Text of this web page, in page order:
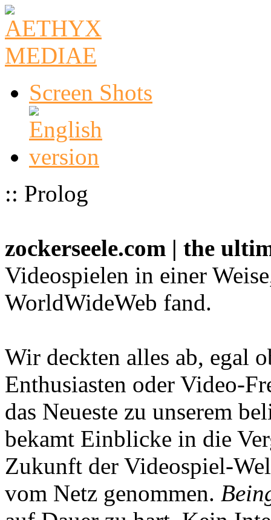
Screen Shots
:: Prolog
zockerseele.com | the
Videospielen in einer
WorldWideWeb fand.
Wir deckten alles ab, egal
Enthusiasten oder Video-
das Neueste zu unserem
bekamt Einblicke in die
Zukunft der Videospiel-
vom Netz genommen.